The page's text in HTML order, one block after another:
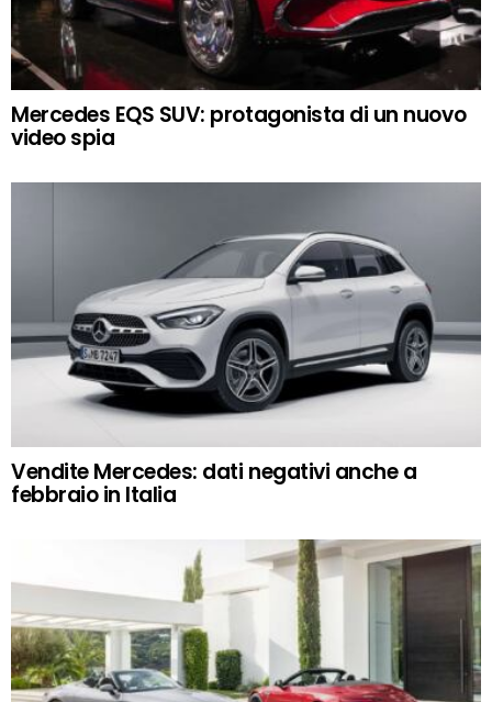
Mercedes EQS SUV: protagonista di un nuovo
video spia
Vendite Mercedes: dati negativi anche a
febbraio in Italia